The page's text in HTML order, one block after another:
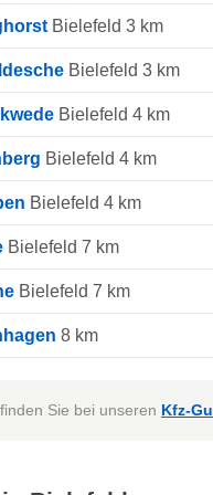
Bielefeld 3 km
Bielefeld 3 km
Bielefeld 4 km
Bielefeld 4 km
Bielefeld 4 km
Bielefeld 7 km
Bielefeld 7 km
8 km
Sie bei unseren Kfz-